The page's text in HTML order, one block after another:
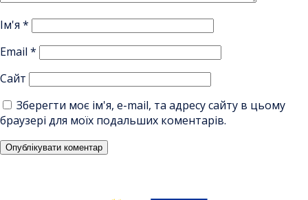
Ім'я *
Email *
Сайт
Зберегти моє ім'я, e-mail, та адресу сайту в цьому
браузері для моїх подальших коментарів.